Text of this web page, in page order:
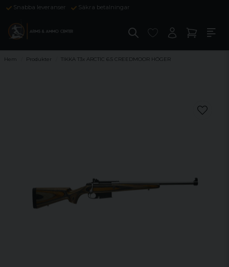
Snabba leveranser Säkra betalningar
Hem Produkter TIKKA T3x ARCTIC 6.5 CREEDMOOR HÖGER